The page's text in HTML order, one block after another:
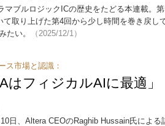
マブルロジックICの歴史をたどる本連載。
て取り上げた第4回から少し時間を巻き戻し
たい。
（2025/12/1）
ス市場と認識：
はフィジカルAIに最適
日、Altera CEOのRaghib Hussain氏によ